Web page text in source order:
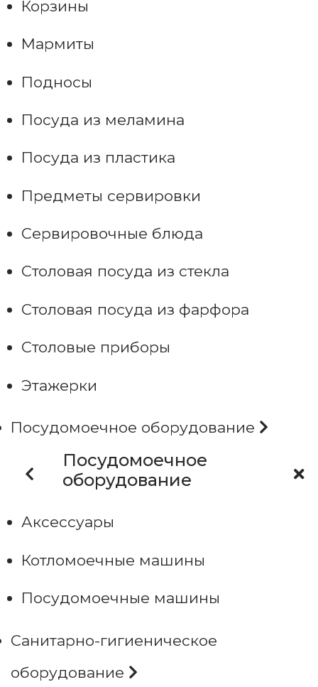
Корзины
Мармиты
Подносы
Посуда из меламина
Посуда из пластика
Предметы сервировки
Сервировочные блюда
Столовая посуда из стекла
Столовая посуда из фарфора
Столовые приборы
Этажерки
Посудомоечное оборудование
Посудомоечное
оборудование
Аксессуары
Котломоечные машины
Посудомоечные машины
Санитарно-гигиеническое
оборудование